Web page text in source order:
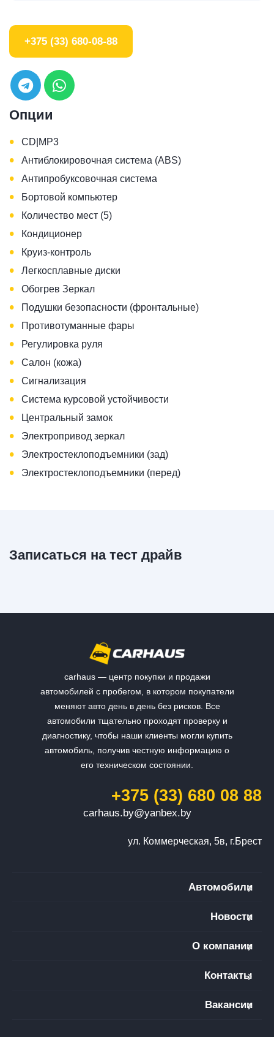
+375 (33) 680-08-88
Опции
• CD|MP3
• Антиблокировочная система (ABS)
• Антипробуксовочная система
• Бортовой компьютер
• Количество мест (5)
• Кондиционер
• Круиз-контроль
• Легкосплавные диски
• Обогрев Зеркал
• Подушки безопасности (фронтальные)
• Противотуманные фары
• Регулировка руля
• Салон (кожа)
• Сигнализация
• Система курсовой устойчивости
• Центральный замок
• Электропривод зеркал
• Электростеклоподъемники (зад)
• Электростеклоподъемники (перед)
Записаться на тест драйв
carhaus — центр покупки и продажи
автомобилей с пробегом, в котором покупатели
меняют авто день в день без рисков. Все
автомобили тщательно проходят проверку и
диагностику, чтобы наши клиенты могли купить
автомобиль, получив честную информацию о
его техническом состоянии.
+375 (33) 680 08 88
carhaus.by@yanbex.by
ул. Коммерческая, 5в, г.Брест
Автомобили
Новости
О компании
Контакты
Вакансии